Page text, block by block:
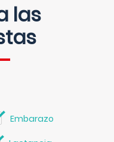
las
Embarazo